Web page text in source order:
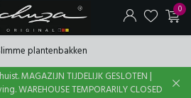
0
plantenbakken
MAGAZIJN TIJDELIJK GESLOTEN |
WAREHOUSE TEMPORARILY CLOSED